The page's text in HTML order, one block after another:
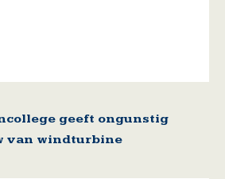
geeft ongunstig
van windturbine